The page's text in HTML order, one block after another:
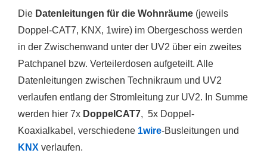
Die Datenleitungen für die Wohnräume (jeweils
Doppel-CAT7, KNX, 1wire) im Obergeschoss werden
in der Zwischenwand unter der UV2 über ein zweites
Patchpanel bzw. Verteilerdosen aufgeteilt. Alle
Datenleitungen zwischen Technikraum und UV2
verlaufen entlang der Stromleitung zur UV2. In Summe
werden hier 7x DoppelCAT7, 5x Doppel-
Koaxialkabel, verschiedene 1wire-Busleitungen und
KNX verlaufen.